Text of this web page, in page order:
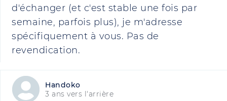
d'échanger (et c'est stable une fois par
semaine, parfois plus), je m'adresse
spécifiquement à vous. Pas de
revendication.
Handoko
3 ans vers l'arrière